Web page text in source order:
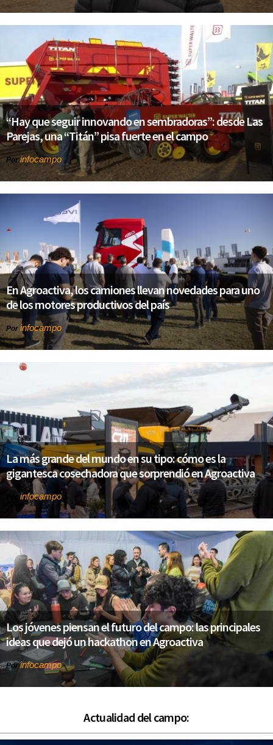
“Hay que seguir innovando en sembradoras”: desde Las
Parejas, una “Titán” pisa fuerte en el campo
Por infocampo
En Agroactiva, los camiones llevan novedades para uno
de los motores productivos del país
Por infocampo
La más grande del mundo en su tipo: cómo es la
gigantesca cosechadora que sorprendió en Agroactiva
Porinfocampo
Los jóvenes piensan el futuro del campo: las principales
ideas que dejó un hackathon en Agroactiva
Porinfocampo
Actualidad del campo: